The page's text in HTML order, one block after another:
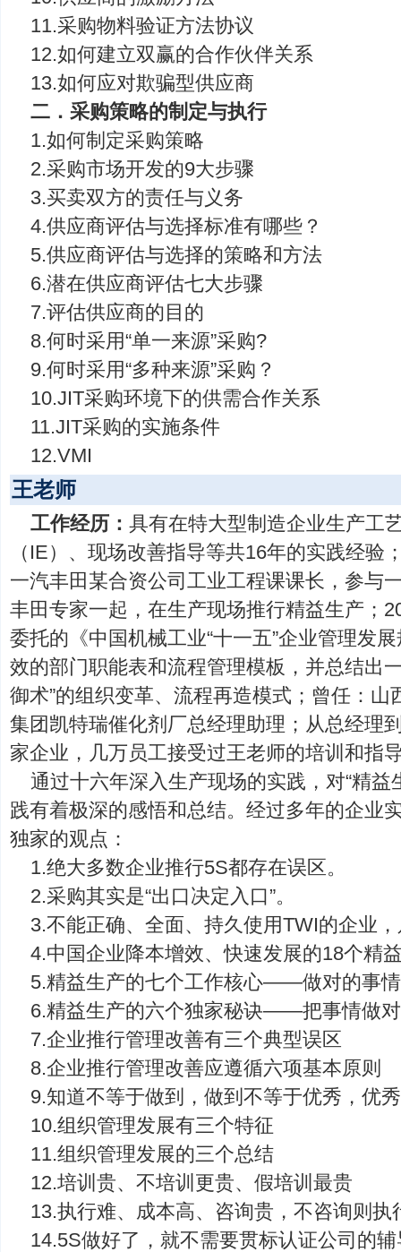
11.采购物料验证方法协议
12.如何建立双赢的合作伙伴关系
13.如何应对欺骗型供应商
二．采购策略的制定与执行
1.如何制定采购策略
2.采购市场开发的9大步骤
3.买卖双方的责任与义务
4.供应商评估与选择标准有哪些？
5.供应商评估与选择的策略和方法
6.潜在供应商评估七大步骤
7.评估供应商的目的
8.何时采用“单一来源”采购?
9.何时采用“多种来源”采购？
10.JIT采购环境下的供需合作关系
11.JIT采购的实施条件
12.VMI
王老师
工作经历：具有在特大型制造企业生产工
（IE）、现场改善指导等共16年的实践经
一汽丰田某合资公司工业工程课课长，参与
丰田专家一起，在生产现场推行精益生产；
委托的《中国机械工业“十一五”企业管理发
效的部门职能表和流程管理模板，并总结出
御术”的组织变革、流程再造模式；曾任：山
集团凯特瑞催化剂厂总经理助理；从总经理
家企业，几万员工接受过王老师的培训和指
通过十六年深入生产现场的实践，对“精益
践有着极深的感悟和总结。经过多年的企业
独家的观点：
1.绝大多数企业推行5S都存在误区。
2.采购其实是“出口决定入口”。
3.不能正确、全面、持久使用TWI的企业
4.中国企业降本增效、快速发展的18个精
5.精益生产的七个工作核心——做对的事
6.精益生产的六个独家秘诀——把事情做
7.企业推行管理改善有三个典型误区
8.企业推行管理改善应遵循六项基本原则
9.知道不等于做到，做到不等于优秀，优
10.组织管理发展有三个特征
11.组织管理发展的三个总结
12.培训贵、不培训更贵、假培训最贵
13.执行难、成本高、咨询贵，不咨询则执
14.5S做好了，就不需要贯标认证公司的